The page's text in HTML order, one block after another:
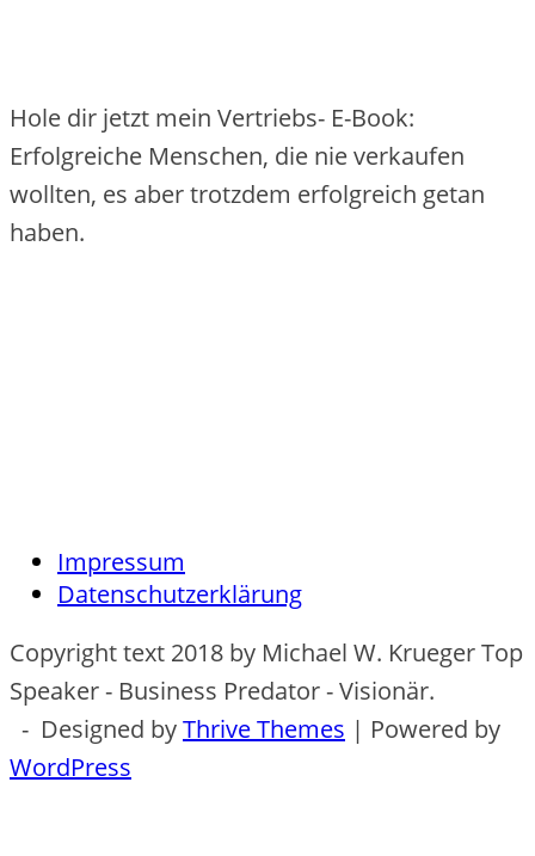
Hole dir jetzt mein Vertriebs- E-Book:
Erfolgreiche Menschen, die nie verkaufen
wollten, es aber trotzdem erfolgreich getan
haben.
Impressum
Datenschutzerklärung
Copyright text 2018 by Michael W. Krueger Top
Speaker - Business Predator - Visionär.
- Designed byThrive Themes | Powered by
WordPress